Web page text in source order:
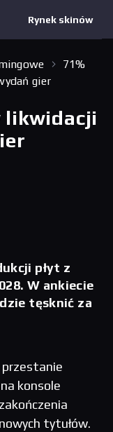
Rynek skinów
71%
gier
likwidacji
płyt z
W ankiecie
tęsknić za
przestanie
konsole
tytułów.